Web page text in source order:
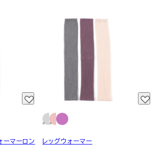
ーマーロン
レッグウォーマー